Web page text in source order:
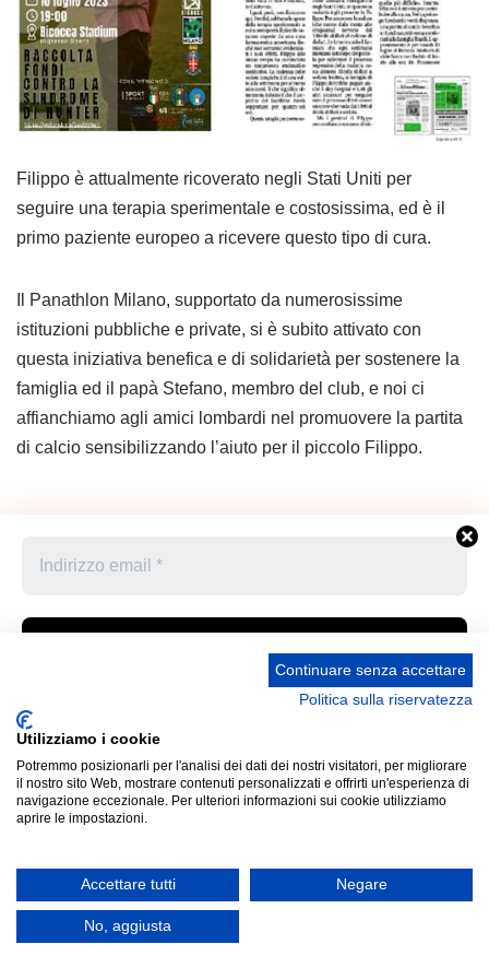
Filippo è attualmente ricoverato negli Stati Uniti per
seguire una terapia sperimentale e costosissima, ed è il
primo paziente europeo a ricevere questo tipo di cura.
Il Panathlon Milano, supportato da numerosissime
istituzioni pubbliche e private, si è subito attivato con
questa iniziativa benefica e di solidarietà per sostenere la
famiglia ed il papà Stefano, membro del club, e noi ci
affianchiamo agli amici lombardi nel promuovere la partita
di calcio sensibilizzando l’aiuto per il piccolo Filippo.
Accetto le condizioni generali e di ricevere le
newsletter
Cliccando qui sopra per inviare questo modulo, sei consapevole
e accetti che le informazioni che hai fornito verranno trasferite a
Panathlon-Fvg per il trattamento conformemente alle loro
Non inviamo spam! Leggi la nostra
privacyper avere maggiori informazioni.
Privacy Policy –
UNIONE STAMPA SPORTIVA ITALIANA GRUPPO
FRIULI VENEZIA GIULIA “MARCO LUCHETTA” Corso
Italia 13 34121 Trieste (Ts) Telefono 040 370371 Codice
Fiscale 80031170329 Mail: ussi_fvg@hotmail.com IBAN
Tempore: Umberto Sarcinelli (cf SRCMRT54L28I904X)
email: aas-privacy@gmail.com
Continuare senza accettare
Politica sulla riservatezza
Utilizziamo i cookie
Potremmo posizionarli per l'analisi dei dati dei nostri visitatori, per migliorare
il nostro sito Web, mostrare contenuti personalizzati e offrirti un'esperienza di
navigazione eccezionale. Per ulteriori informazioni sui cookie utilizziamo
aprire le impostazioni.
Accettare tutti Negare
No, aggiusta